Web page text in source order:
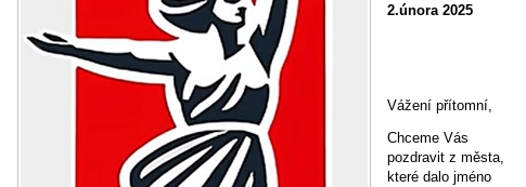
2.února 2025
Vážení přítomní,
Chceme Vás
pozdravit z města,
které dalo jméno